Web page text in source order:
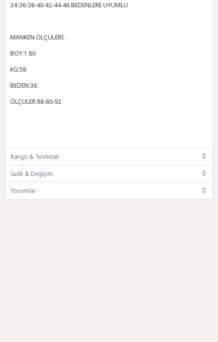
34-36-38-40-42-44-46 BEDENLERE UYUMLU
MANKEN ÖLÇÜLERİ:
BOY:1.80
KG:58
BEDEN:36
ÖLÇÜLER:88-60-92
Kargo & Teslimat
İade & Değişim
Yorumlar